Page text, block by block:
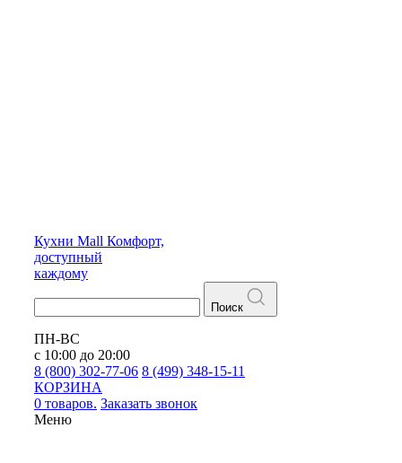
Кухни Mall Комфорт,
доступный
каждому
Поиск
ПН-ВС
с 10:00 до 20:00
8 (800) 302-77-06 8 (499) 348-15-11
КОРЗИНА
0 товаров. Заказать звонок
Меню